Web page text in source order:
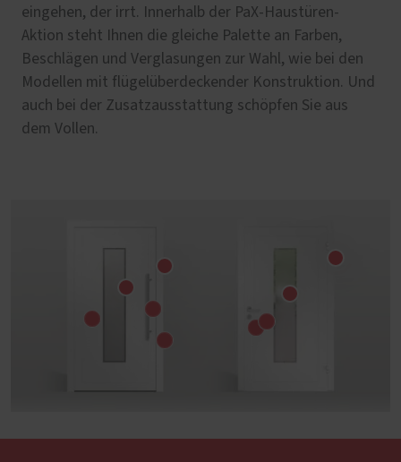
eingehen, der irrt. Innerhalb der PaX-Haustüren-
Aktion steht Ihnen die gleiche Palette an Farben,
Beschlägen und Verglasungen zur Wahl, wie bei den
Modellen mit flügelüberdeckender Konstruktion. Und
auch bei der Zusatzausstattung schöpfen Sie aus
dem Vollen.